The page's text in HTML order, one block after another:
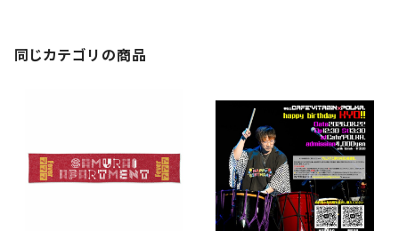
同じカテゴリの商品